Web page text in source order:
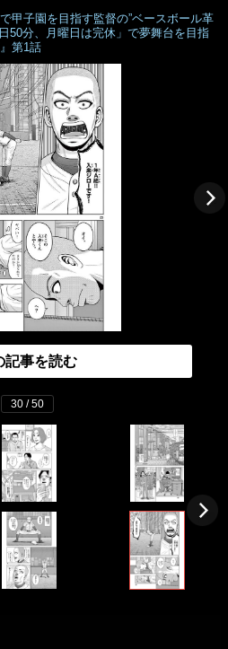
甲子園を目指す監督の”ベースボール革
50分、月曜日は完休」で夢舞台を目指
第1話
記事を読む
30 / 50